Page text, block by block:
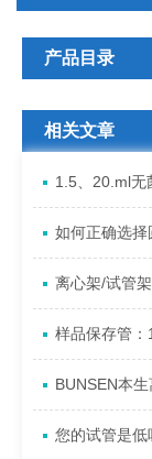
产品目录
相关文章
1.5、20.ml无
如何正确选择
离心架/试管
样品保存管
BUNSEN本
您的试管是